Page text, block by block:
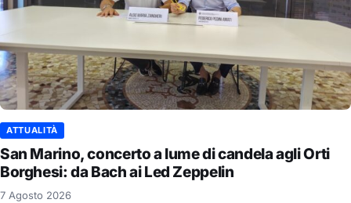
ATTUALITÀ
San Marino, concerto a lume di candela agli Orti
Borghesi: da Bach ai Led Zeppelin
7 Agosto 2026